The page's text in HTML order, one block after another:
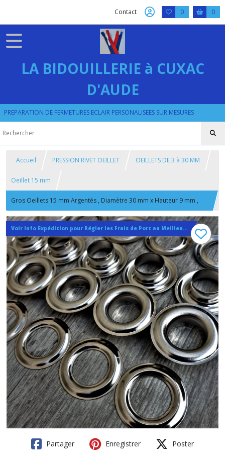
Contact 0 0
LA BIDOUILLERIE à CUXAC
D'AUDE
PREPARATION DE FERMETURES ECLAIR PERSONALISEES SUR MESURES
Accueil PRESSION RIVET OEILLET OEILLETS DE 3 à 30 MM
Oeillet 15 mm
Gros Oeillets 15 mm Argentés , Diamètre 30 mm x Hauteur 9 mm ,
Oeillet haut de gamme
Voir Info Expédition pour Régler les Frais de Port au Meilleur Prix , En haut d'ecran à Droite
Partager Enregistrer Poster